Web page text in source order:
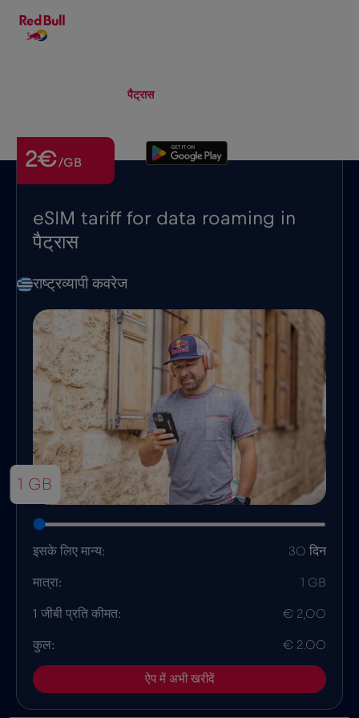
पैट्रास
eSIM tariff for data roaming in
पैट्रास
2€/GB
राष्ट्रव्यापी कवरेज
1 GB
इसके लिए मान्य: 30 दिन
मात्रा: 1 GB
1 जीबी प्रति कीमत: € 2,00
कुल: € 2.00
ऐप में अभी खरीदें